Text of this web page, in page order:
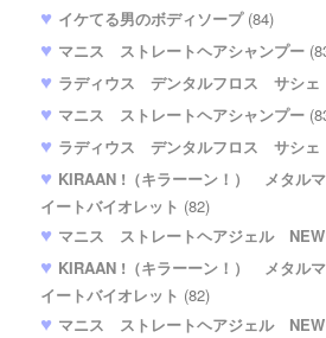
イケてる男のボディソープ(84)
マニス ストレートヘアシャンプー
ラディウス デンタルフロス サシ
マニス ストレートヘアシャンプー
ラディウス デンタルフロス サシ
KIRAAN !（キラーーン！） メタル
イートバイオレット (82)
マニス ストレートヘアジェル NEW
KIRAAN !（キラーーン！） メタル
イートバイオレット (82)
マニス ストレートヘアジェル NEW